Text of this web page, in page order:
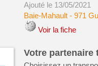
Ajouté le 13/05/2021
Baie-Mahault- 971
Voir la fiche
Votre partenaire